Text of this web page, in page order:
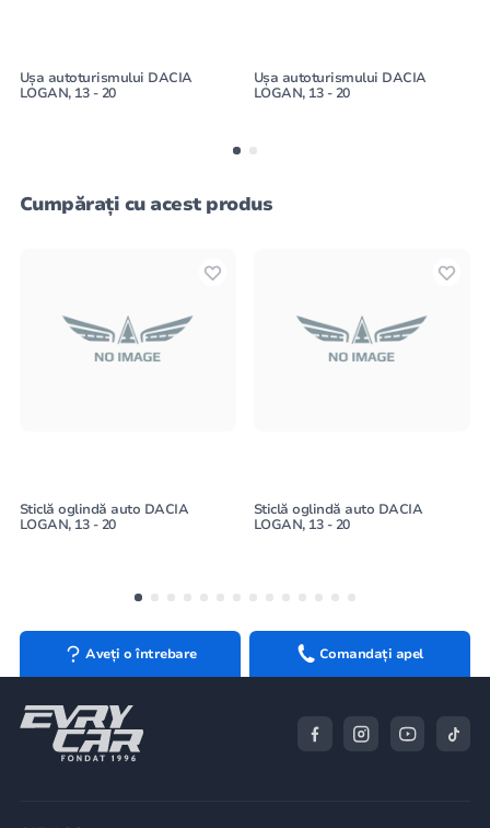
Ușa autoturismului DACIA
LOGAN, 13 - 20
Ușa autoturismului DACIA
LOGAN, 13 - 20
Cumpărați cu acest produs
Sticlă oglindă auto DACIA
LOGAN, 13 - 20
Sticlă oglindă auto DACIA
LOGAN, 13 - 20
Aveți o întrebare Comandați apel